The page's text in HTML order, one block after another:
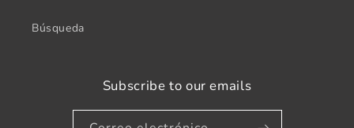
Búsqueda
Subscribe to our emails